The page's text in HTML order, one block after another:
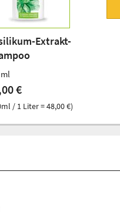
Extrakt-
€
/ 1 Liter = 48,00 €)